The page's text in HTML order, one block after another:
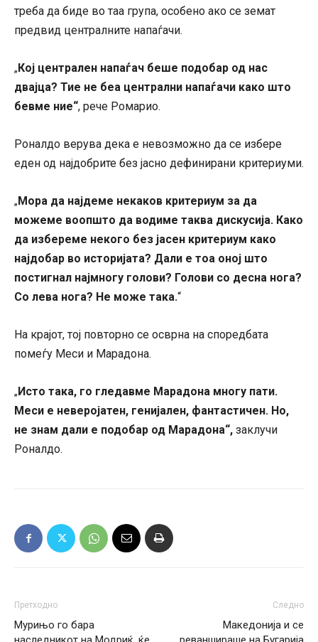
треба да биде во таа група, особено ако се земат
предвид централните напаѓачи.
„Кој централен напаѓач беше подобар од нас
двајца? Тие не беа централни напаѓачи како што
бевме ние“, рече Ромарио.
Роналдо верува дека е невозможно да се избере
еден од најдобрите без јасно дефинирани критериуми.
„Мора да најдеме некаков критериум за да
можеме воопшто да водиме таква дискусија. Како
да избереме некого без јасен критериум како
најдобар во историјата? Дали е тоа оној што
постигнал најмногу голови? Голови со десна нога?
Со лева нога? Не може така.“
На крајот, тој повторно се осврна на споредбата
помеѓу Меси и Марадона.
„Исто така, го гледавме Марадона многу пати.
Меси е неверојатен, генијален, фантастичен. Но,
не знам дали е подобар од Марадона“, заклучи
Роналдо.
Претходно
Мурињо го бара
Следно
Македонија и се